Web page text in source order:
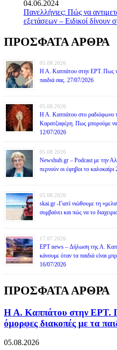
04.06.2024
Πανελλήνιες: Πώς να
εξετάσεων – Ειδικοί δίνουν
ΠΡΟΣΦΑΤΑ ΑΡΘΡΑ
05.08.2026
Η Α. Καππάτου στην ΕΡΤ. Πως
παιδιά σας. 27/07/2026
05.08.2026
Η Α. Καππάτου στο ραδιόφωνο
Καρατζαφέρη. Πως μπορούμε να
12/07/2026
05.08.2026
Newshub.gr – Podcast με την
περνούν οι έφηβοι το
05.08.2026
skai.gr -Γιατί νιώθουμε τη
συμβαίνει και πώς να το
17.07.2026
ΕΡΤ news – Δήλωση της Α.
κάνουμε όταν τα παιδιά είναι
16/07/2026
ΠΡΟΣΦΑΤΑ ΑΡΘΡΑ
Η Α. Καππάτου στην ΕΡΤ.
όμορφες διακοπές με τα
05.08.2026